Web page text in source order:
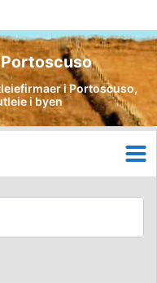
i Portoscuso,
i byen